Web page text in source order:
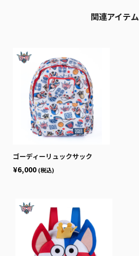
関連アイテム
ゴーディーリュックサック
¥6,000 (税込)